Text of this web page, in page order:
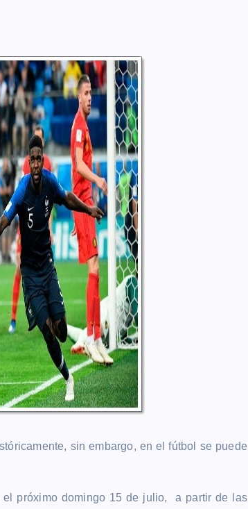
sin embargo, en el fútbol se puede
el próximo domingo 15 de julio, a partir de las